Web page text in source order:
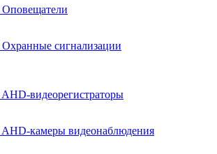
Оповещатели
Охранные сигнализации
AHD-видеорегистраторы
AHD-камеры видеонаблюдения